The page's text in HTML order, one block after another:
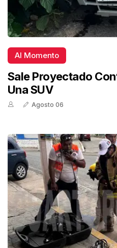
Al Momento
Sale Proyectado
Una SUV
Agosto 06